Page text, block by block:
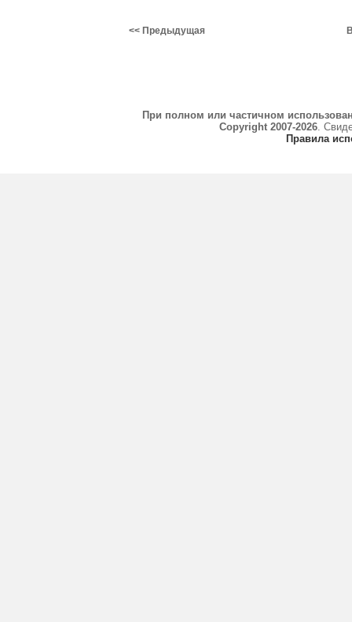
<< Предыдущая
При полном или частичном
Copyright 2007-2026.
Правила